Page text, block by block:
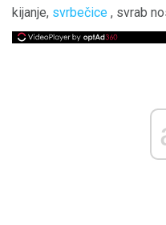
kijanje, svrbečice , svrab